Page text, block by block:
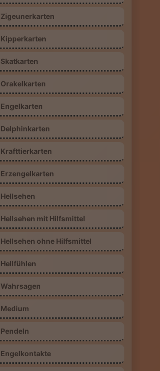
Zigeunerkarten
Kipperkarten
Skatkarten
Orakelkarten
Engelkarten
Delphinkarten
Krafttierkarten
Erzengelkarten
Hellsehen
Hellsehen mit Hilfsmittel
Hellsehen ohne Hilfsmittel
Hellfühlen
Wahrsagen
Medium
Pendeln
Engelkontakte